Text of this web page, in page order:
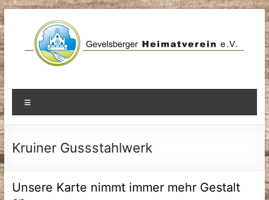
Zum
Inhalt
springen
Kruiner Gussstahlwerk
Unsere Karte nimmt immer mehr Gestalt